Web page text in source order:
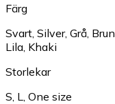
Färg
Svart Silver, Grå Brun
Lila Khaki
Storlekar
S L
One size